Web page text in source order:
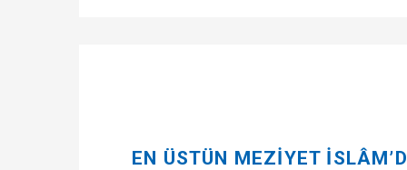
EN ÜSTÜN MEZİYET